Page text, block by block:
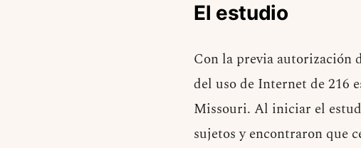
El estudio
Con la previa autorización
del uso de Internet de 216
Missouri. Al iniciar el
sujetos y encontraron que